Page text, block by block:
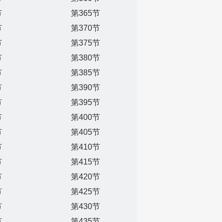
第365节
第370节
第375节
第380节
第385节
第390节
第395节
第400节
第405节
第410节
第415节
第420节
第425节
第430节